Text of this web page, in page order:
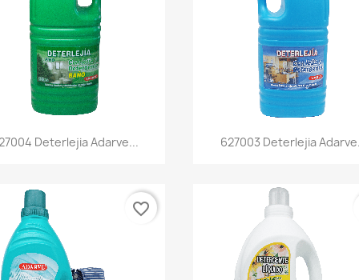
Vista rápida
Deterlejia Adarve... Vista rápida
627003 Deterlejia
favorite_border